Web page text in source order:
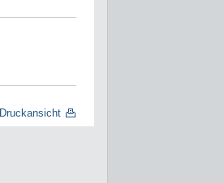
Druckansicht